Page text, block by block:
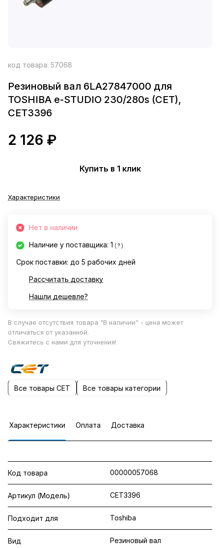
код товара: 57068
Резиновый вал 6LA27847000 для
TOSHIBA e-STUDIO 230/280s (CET),
CET3396
2 126 ₽
Купить в 1 клик
Характеристики
Нет в наличии
Наличие у поставщика: 1 ?
Срок поставки: до 5 рабочих дней
Рассчитать доставку
Нашли дешевле?
В случае отсутствия товара "В наличии" - цена может
отличаться от указанной.
Свяжитесь с нами для уточнения!
Все товары CET Все товары категории
Характеристики Оплата Доставка
Код товара 00000057068
Артикул (Модель) CET3396
Подходит для Toshiba
Вид Резиновый вал